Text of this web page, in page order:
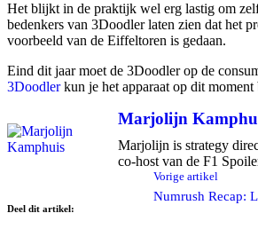
Het blijkt in de praktijk wel erg lastig om
bedenkers van 3Doodler laten zien dat het
voorbeeld van de Eiffeltoren is gedaan.
Eind dit jaar moet de 3Doodler op de
3Doodlerkun je het apparaat op dit moment
Marjolijn
Marjolijn is strategy
co-host van de F1
Vorige artikel
Numrush Recap:
Deel dit artikel: